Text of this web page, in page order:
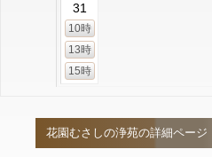
31
10時
13時
15時
花園むさしの浄苑の詳細ページ